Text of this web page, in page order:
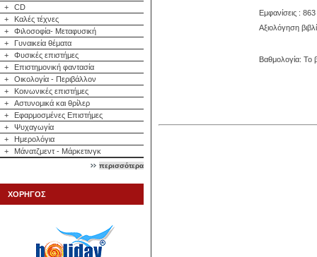
+
CD
+
Καλές τέχνες
+
Φιλοσοφία- Μεταφυσική
+
Γυναικεία θέματα
+
Φυσικές επιστήμες
+
Επιστημονική φαντασία
+
Οικολογία - Περιβάλλον
+
Κοινωνικές επιστήμες
+
Αστυνομικά και θρίλερ
+
Εφαρμοσμένες Επιστήμες
+
Ψυχαγωγία
+
Ημερολόγια
+
Μάνατζμεντ - Μάρκετινγκ
περισσότερα
ΧΟΡΗΓΟΣ
Εμφανίσεις : 863
Αξιολόγηση
Βαθμολογία: Το